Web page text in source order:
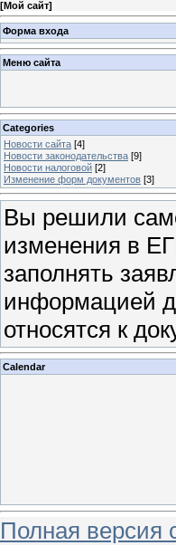
[Мой сайт]
Форма входа
Меню сайта
Categories
Новости сайта [4]
Новости законодательства [9]
Новости налоговой [2]
Изменение форм документов [3]
Вы решили
изменения в
заполнять
информацией
относятся к
Calendar
Полная версия